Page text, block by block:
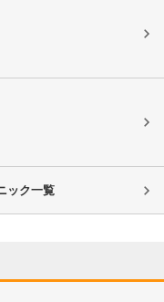
ック一覧